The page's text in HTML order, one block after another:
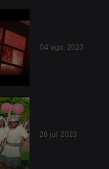
04 ago. 2023
28 jul. 2023